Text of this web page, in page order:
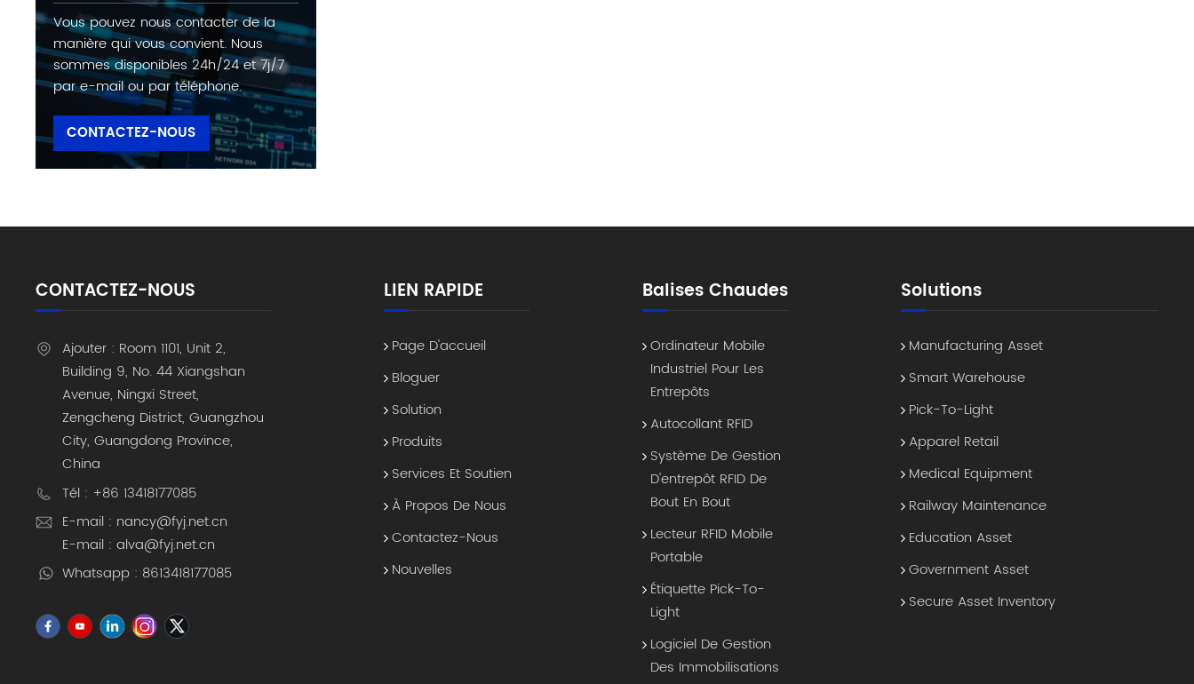
Vous pouvez nous contacter de la
manière qui vous convient. Nous
sommes disponibles 24h/24 et 7j/7
par e-mail ou par téléphone.
CONTACTEZ-NOUS
CONTACTEZ-NOUS
Ajouter : Room 1101, Unit 2,
Building 9, No. 44 Xiangshan
Avenue, Ningxi Street,
Zengcheng District, Guangzhou
City, Guangdong Province,
China
Tél : +86 13418177085
E-mail : nancy@fyj.net.cn
E-mail : alva@fyj.net.cn
Whatsapp : 8613418177085
LIEN RAPIDE
Page D'accueil
Bloguer
Solution
Produits
Services Et Soutien
À Propos De Nous
Contactez-Nous
Nouvelles
Balises Chaudes
Ordinateur Mobile
Industriel Pour Les
Entrepôts
Autocollant RFID
Système De Gestion
D'entrepôt RFID De
Bout En Bout
Lecteur RFID Mobile
Portable
Étiquette Pick-To-
Light
Logiciel De Gestion
Des Immobilisations
Solutions
Manufacturing Asset
Smart Warehouse
Pick-To-Light
Apparel Retail
Medical Equipment
Railway Maintenance
Education Asset
Government Asset
Secure Asset Inventory